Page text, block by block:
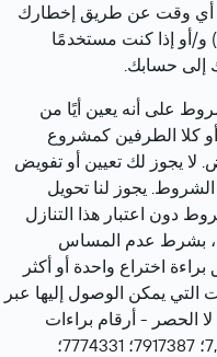
أي وقت عن طريق إخطارك
و/أو إذا كنت مستخدمًا
إلى حسابك.
على أنه يعين أيًا من
كلا الطرفين كمشروع
يجوز لك تعيين أو تفويض
يجوز لنا تحويل
دون اعتبار هذا التنازل
بشرط عدم المساس
اختراع واحدة أو أكثر
التي يمكن الوصول إليها عبر
الحصر - أرقام براءات
الاختراع الأمريكية: 8095.536؛ 7,979,457؛ 7917387؛ 7774331؛